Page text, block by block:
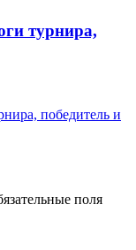
турнира,
поля